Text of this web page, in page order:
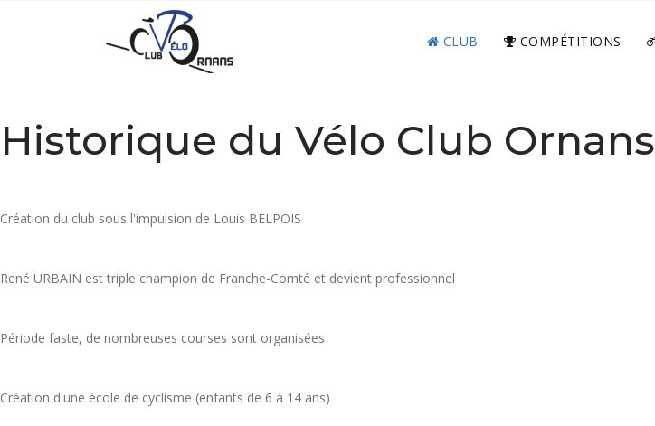
CLUB COMPÉTITIONS
Historique du Vélo Club Ornans
Création du club sous l'impulsion de Louis BELPOIS
René URBAIN est triple champion de Franche-Comté et devient professionnel
Période faste, de nombreuses courses sont organisées
Création d'une école de cyclisme (enfants de 6 à 14 ans)